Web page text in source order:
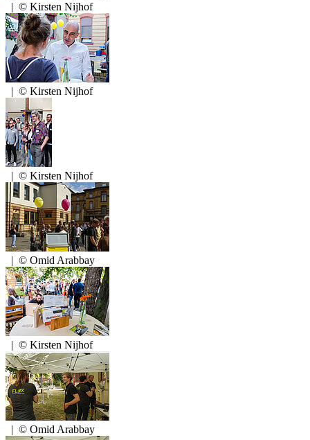
| © Kirsten Nijhof
| © Kirsten Nijhof
| © Kirsten Nijhof
| © Omid Arabbay
| © Kirsten Nijhof
| © Omid Arabbay